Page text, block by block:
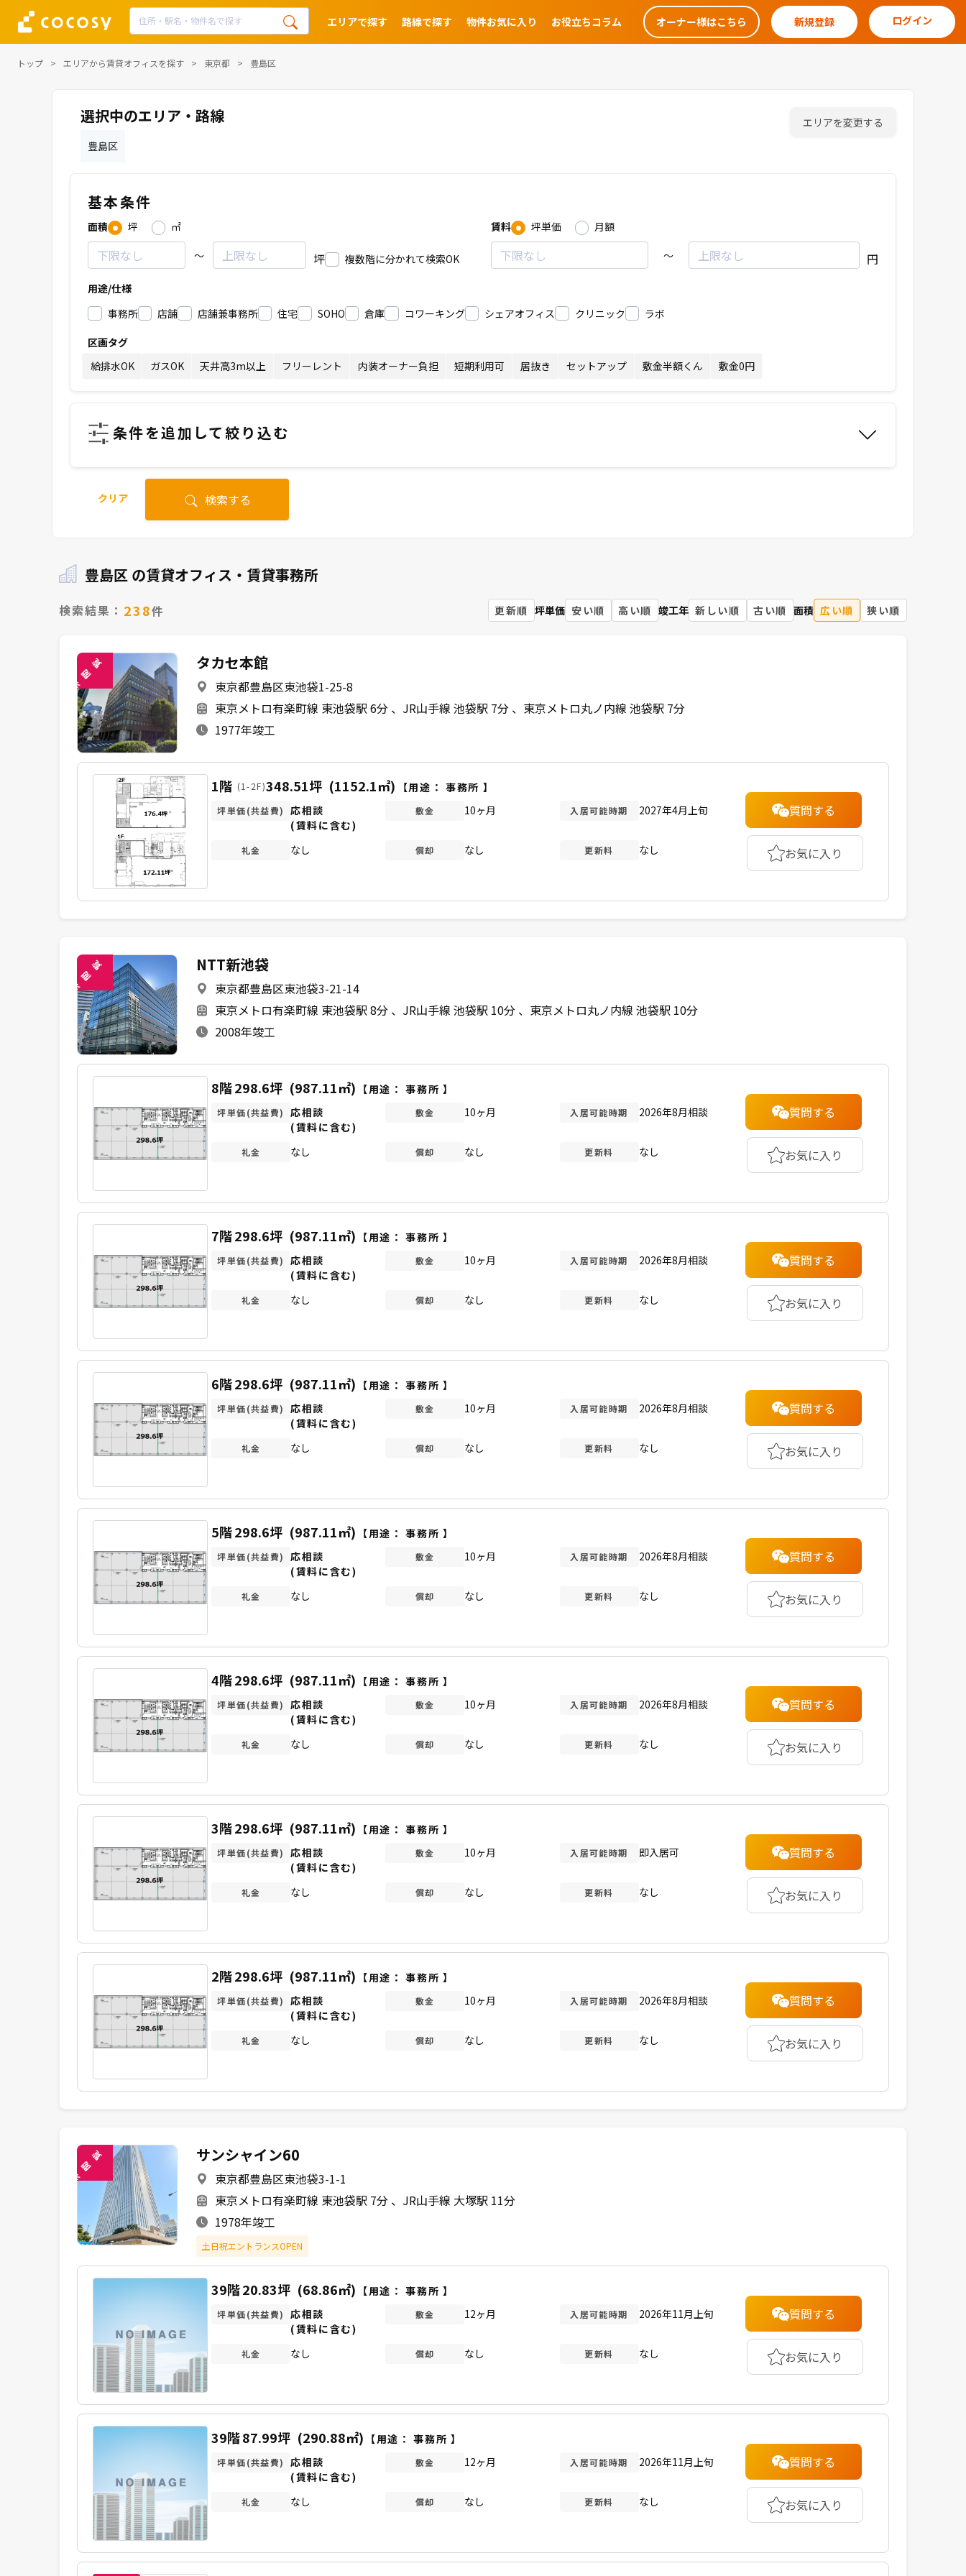
エリアで探す 路線で探す 物件お気に入り お役立ちコラム オーナー様はこちら 新規登録 ログイン
トップ エリアから賃貸オフィスを探す 東京都 豊島区
選択中のエリア・路線
豊島区
エリアを変更する
基本条件
面積 坪
㎡
～
坪 複数階に分かれて検索OK
賃料 坪単価
月額
～
円
用途/仕様
事務所
店舗 店舗兼事務所 住宅 SOHO 倉庫 コワーキング シェアオフィス クリニック
ラボ
区画タグ
給排水OK
ガスOK 天井高3m以上 フリーレント 内装オーナー負担 短期利用可 居抜き セットアップ 敷金半額くん 敷金0円
条件を追加して絞り込む
クリア 検索する
豊島区 の賃貸オフィス・賃貸事務所
検索結果： 238件 更新順 坪単価 安い順 高い順 竣工年 新しい順 古い順 面積 広い順 狭い順
未
閲
覧 タカセ本館
東京都豊島区東池袋1-25-8
東京メトロ有楽町線 東池袋駅 6分
JR山手線 池袋駅 7分
東京メトロ丸ノ内線 池袋駅 7分
1977年竣工
1階 (1-2F)348.51坪 (1152.1㎡) 【用途：事務所 】
坪単価(共益費)
応相談
(賃料に含む)
敷金 10ヶ月 入居可能時期 2027年4月上旬
礼金 なし 償却 なし 更新料 なし
質問する
お気に入り
未
閲
覧 NTT新池袋
東京都豊島区東池袋3-21-14
東京メトロ有楽町線 東池袋駅 8分
JR山手線 池袋駅 10分
東京メトロ丸ノ内線 池袋駅 10分
2008年竣工
8階298.6坪 (987.11㎡) 【用途：事務所 】
坪単価(共益費)
応相談
(賃料に含む)
敷金 10ヶ月 入居可能時期 2026年8月相談
礼金 なし 償却 なし 更新料 なし
質問する
お気に入り
7階298.6坪 (987.11㎡) 【用途：事務所 】
坪単価(共益費)
応相談
(賃料に含む)
敷金 10ヶ月 入居可能時期 2026年8月相談
礼金 なし 償却 なし 更新料 なし
質問する
お気に入り
6階298.6坪 (987.11㎡) 【用途：事務所 】
坪単価(共益費)
応相談
(賃料に含む)
敷金 10ヶ月 入居可能時期 2026年8月相談
礼金 なし 償却 なし 更新料 なし
質問する
お気に入り
5階298.6坪 (987.11㎡) 【用途：事務所 】
坪単価(共益費)
応相談
(賃料に含む)
敷金 10ヶ月 入居可能時期 2026年8月相談
礼金 なし 償却 なし 更新料 なし
質問する
お気に入り
4階298.6坪 (987.11㎡) 【用途：事務所 】
坪単価(共益費)
応相談
(賃料に含む)
敷金 10ヶ月 入居可能時期 2026年8月相談
礼金 なし 償却 なし 更新料 なし
質問する
お気に入り
3階298.6坪 (987.11㎡) 【用途：事務所 】
坪単価(共益費)
応相談
(賃料に含む)
敷金 10ヶ月 入居可能時期 即入居可
礼金 なし 償却 なし 更新料 なし
質問する
お気に入り
2階298.6坪 (987.11㎡) 【用途：事務所 】
坪単価(共益費)
応相談
(賃料に含む)
敷金 10ヶ月 入居可能時期 2026年8月相談
礼金 なし 償却 なし 更新料 なし
質問する
お気に入り
未
閲
覧 サンシャイン60
東京都豊島区東池袋3-1-1
東京メトロ有楽町線 東池袋駅 7分
JR山手線 大塚駅 11分
1978年竣工
土日祝エントランスOPEN
39階20.83坪 (68.86㎡) 【用途：事務所 】
坪単価(共益費)
応相談
(賃料に含む)
敷金 12ヶ月 入居可能時期 2026年11月上旬
礼金 なし 償却 なし 更新料 なし
質問する
お気に入り
39階87.99坪 (290.88㎡) 【用途：事務所 】
坪単価(共益費)
応相談
(賃料に含む)
敷金 12ヶ月 入居可能時期 2026年11月上旬
礼金 なし 償却 なし 更新料 なし
質問する
お気に入り